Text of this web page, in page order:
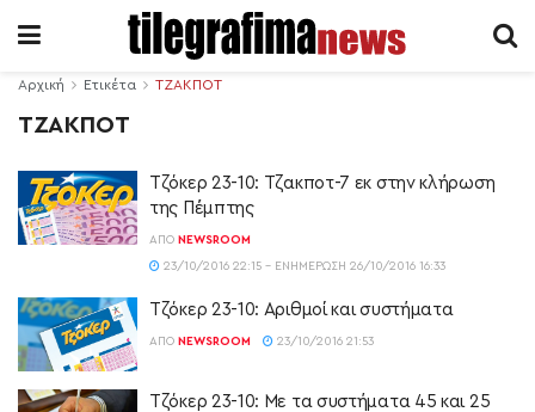
Αρχική Ετικέτα ΤΖΑΚΠΟΤ
ΤΖΑΚΠΟΤ
Τζόκερ 23-10: Τζακποτ-7 εκ στην κλήρωση
της Πέμπτης
ΑΠΌ NEWSROOM
23/10/2016 22:15 - ΕΝΗΜΈΡΩΣΗ 26/10/2016 16:33
Τζόκερ 23-10: Αριθμοί και συστήματα
ΑΠΌ NEWSROOM 23/10/2016 21:53
Τζόκερ 23-10: Με τα συστήματα 45 και 25